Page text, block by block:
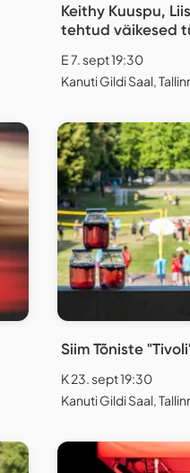
Keithy Kuuspu,
tehtud väikesed
E 7. sept 19:30
Kanuti Gildi Saal,
Siim Tõniste
K 23. sept 19:30
Kanuti Gildi Saal,